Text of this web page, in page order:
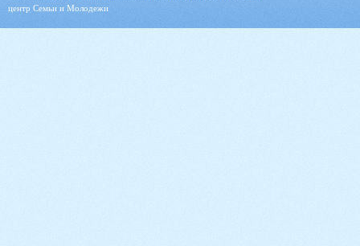
центр Семьи и Молодежи